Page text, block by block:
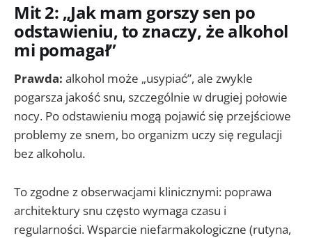
Mit 2: „Jak mam gorszy sen po
odstawieniu, to znaczy, że alkohol
mi pomagał”
Prawda: alkohol może „usypiać”, ale zwykle
pogarsza jakość snu, szczególnie w drugiej połowie
nocy. Po odstawieniu mogą pojawić się przejściowe
problemy ze snem, bo organizm uczy się regulacji
bez alkoholu.
To zgodne z obserwacjami klinicznymi: poprawa
architektury snu często wymaga czasu i
regularności. Wsparcie niefarmakologiczne (rutyna,